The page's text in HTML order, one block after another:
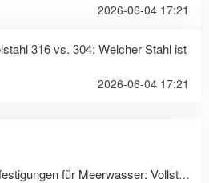
2026-06-04 17:21
316 vs. 304: Welcher Stahl ist
2026-06-04 17:21
Die besten Edelstahlbefestigungen für Meerwasser: Vollständiger Materialauswahlleitfaden für Schiffs- und Offshore-Anwendungen